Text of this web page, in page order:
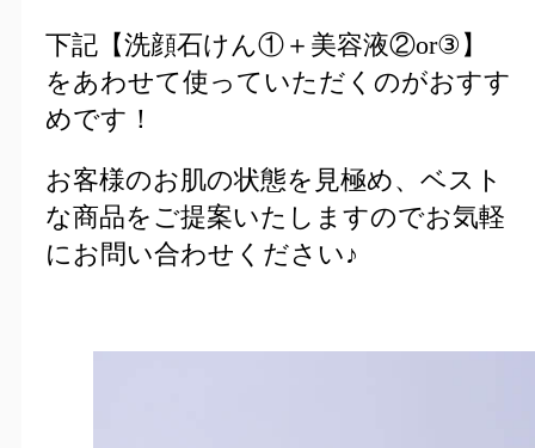
下記【洗顔石けん①＋美容液②or③】
をあわせて使っていただくのがおすす
めです！
お客様のお肌の状態を見極め、ベスト
な商品をご提案いたしますのでお気軽
にお問い合わせください♪